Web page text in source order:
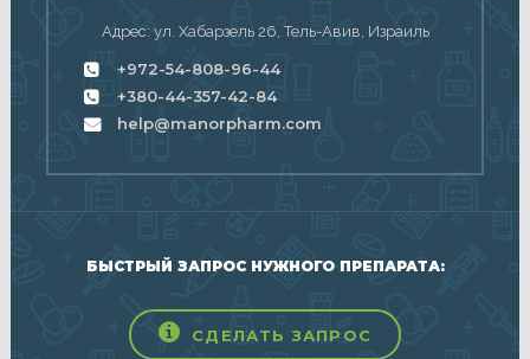
Адрес: ул. Хабарзель 26, Тель-Авив, Израиль
+972-54-808-96-44
+380-44-357-42-84
help@manorpharm.com
БЫСТРЫЙ ЗАПРОС НУЖНОГО ПРЕПАРАТА:
СДЕЛАТЬ ЗАПРОС